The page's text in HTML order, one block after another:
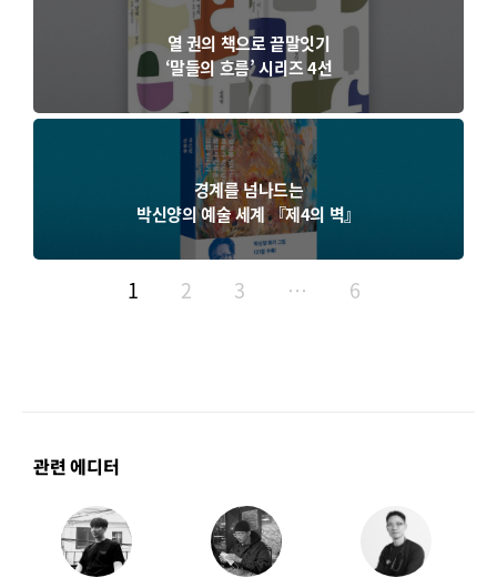
열 권의 책으로 끝말잇기
‘말들의 흐름’ 시리즈 4선
경계를 넘나드는
박신양의 예술 세계 『제4의 벽』
1 2 3 … 6
관련 에디터